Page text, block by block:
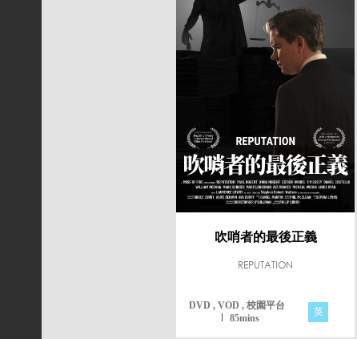
吹哨者的最後正義
REPUTATION
DVD , VOD , 校園平台
85mins
英